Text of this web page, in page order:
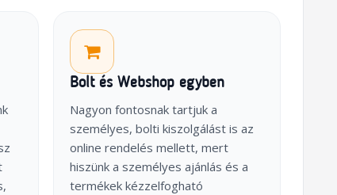
Bolt és Webshop egyben
Nagyon fontosnak tartjuk a
személyes, bolti kiszolgálást is az
online rendelés mellett, mert
hiszünk a személyes ajánlás és a
termékek kézzelfogható